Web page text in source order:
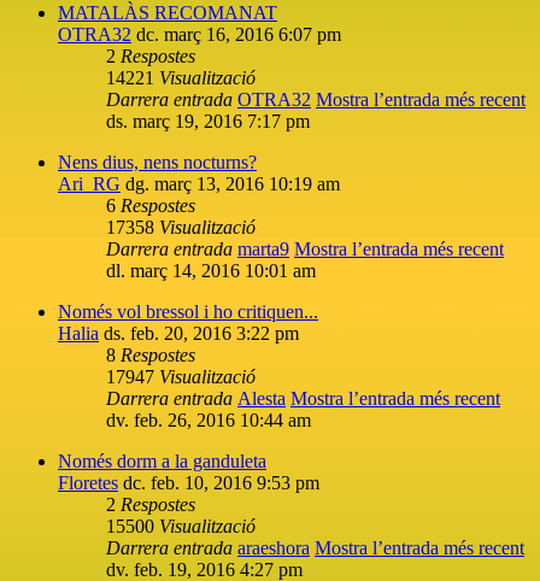
MATALÀS RECOMANAT
OTRA32 dc. març 16, 2016 6:07 pm
2 Respostes
14221 Visualització
Darrera entrada OTRA32 Mostra l’entrada més recent
ds. març 19, 2016 7:17 pm
Nens dius, nens nocturns?
Ari_RG dg. març 13, 2016 10:19 am
6 Respostes
17358 Visualització
Darrera entrada marta9 Mostra l’entrada més recent
dl. març 14, 2016 10:01 am
Només vol bressol i ho critiquen...
Halia ds. feb. 20, 2016 3:22 pm
8 Respostes
17947 Visualització
Darrera entrada Alesta Mostra l’entrada més recent
dv. feb. 26, 2016 10:44 am
Només dorm a la ganduleta
Floretes dc. feb. 10, 2016 9:53 pm
2 Respostes
15500 Visualització
Darrera entrada araeshora Mostra l’entrada més recent
dv. feb. 19, 2016 4:27 pm